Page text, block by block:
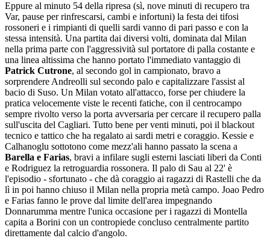
Eppure al minuto 54 della ripresa (sì, nove minuti di recupero tra
Var, pause per rinfrescarsi, cambi e infortuni) la festa dei tifosi
rossoneri e i rimpianti di quelli sardi vanno di pari passo e con la
stessa intensità. Una partita dai diversi volti, dominata dal Milan
nella prima parte con l'aggressività sul portatore di palla costante e
una linea altissima che hanno portato l'immediato vantaggio di
Patrick Cutrone, al secondo gol in campionato, bravo a
sorprendere Andreolli sul secondo palo e capitalizzare l'assist al
bacio di Suso. Un Milan votato all'attacco, forse per chiudere la
pratica velocemente viste le recenti fatiche, con il centrocampo
sempre rivolto verso la porta avversaria per cercare il recupero palla
sull'uscita del Cagliari. Tutto bene per venti minuti, poi il blackout
tecnico e tattico che ha regalato ai sardi metri e coraggio. Kessie e
Calhanoglu sottotono come mezz'ali hanno passato la scena a
Barella e Farias, bravi a infilare sugli esterni lasciati liberi da Conti
e Rodriguez la retroguardia rossonera. Il palo di Sau al 22' è
l'episodio - sfortunato - che dà coraggio ai ragazzi di Rastelli che da
lì in poi hanno chiuso il Milan nella propria metà campo. Joao Pedro
e Farias fanno le prove dal limite dell'area impegnando
Donnarumma mentre l'unica occasione per i ragazzi di Montella
capita a Borini con un contropiede concluso centralmente partito
direttamente dal calcio d'angolo.